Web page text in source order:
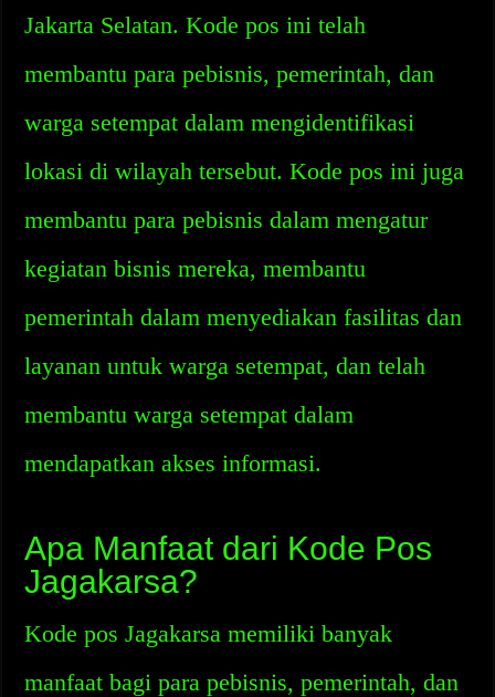
Jakarta Selatan. Kode pos ini telah
membantu para pebisnis, pemerintah, dan
warga setempat dalam mengidentifikasi
lokasi di wilayah tersebut. Kode pos ini juga
membantu para pebisnis dalam mengatur
kegiatan bisnis mereka, membantu
pemerintah dalam menyediakan fasilitas dan
layanan untuk warga setempat, dan telah
membantu warga setempat dalam
mendapatkan akses informasi.
Apa Manfaat dari Kode Pos
Jagakarsa?
Kode pos Jagakarsa memiliki banyak
manfaat bagi para pebisnis, pemerintah, dan